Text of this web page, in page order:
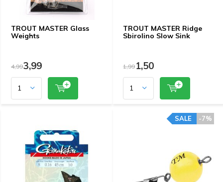
TROUT MASTER Glass
Weights
4,993,99
TROUT MASTER Ridge
Sbirolino Slow Sink
1,991,50
-7%
SALE